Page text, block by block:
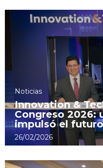
Noticias
Innovation &
Congreso 2026:
impulsó el
26/02/2026